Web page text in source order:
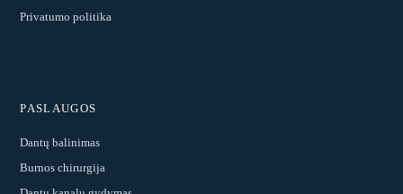
Privatumo politika
PASLAUGOS
Dantų balinimas
Burnos chirurgija